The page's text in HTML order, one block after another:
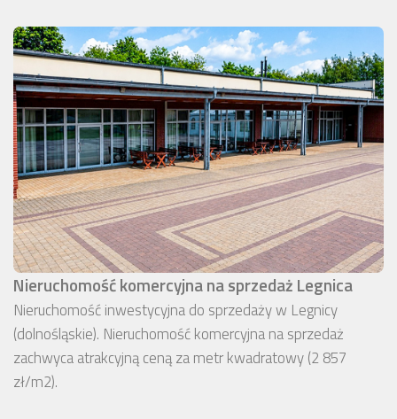
Nieruchomość komercyjna na sprzedaż Legnica
Nieruchomość inwestycyjna do sprzedaży w Legnicy
(dolnośląskie). Nieruchomość komercyjna na sprzedaż
zachwyca atrakcyjną ceną za metr kwadratowy (2 857
zł/m2).